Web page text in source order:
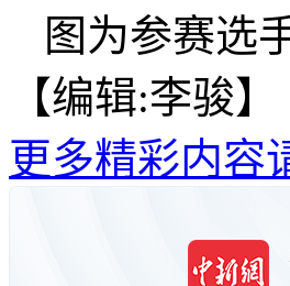
图为参赛选
【编辑:李骏】
更多精彩内容